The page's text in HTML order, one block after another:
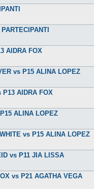
AIDRA FOX
vs P15 ALINA LOPEZ
AIDRA FOX
ALINA LOPEZ
vs P15 ALINA LOPEZ
vs P11 JIA LISSA
vs P21 AGATHA VEGA